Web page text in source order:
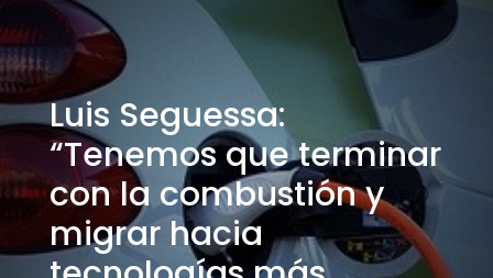
Luis Seguessa:
“Tenemos que terminar
con la combustión y
migrar hacia